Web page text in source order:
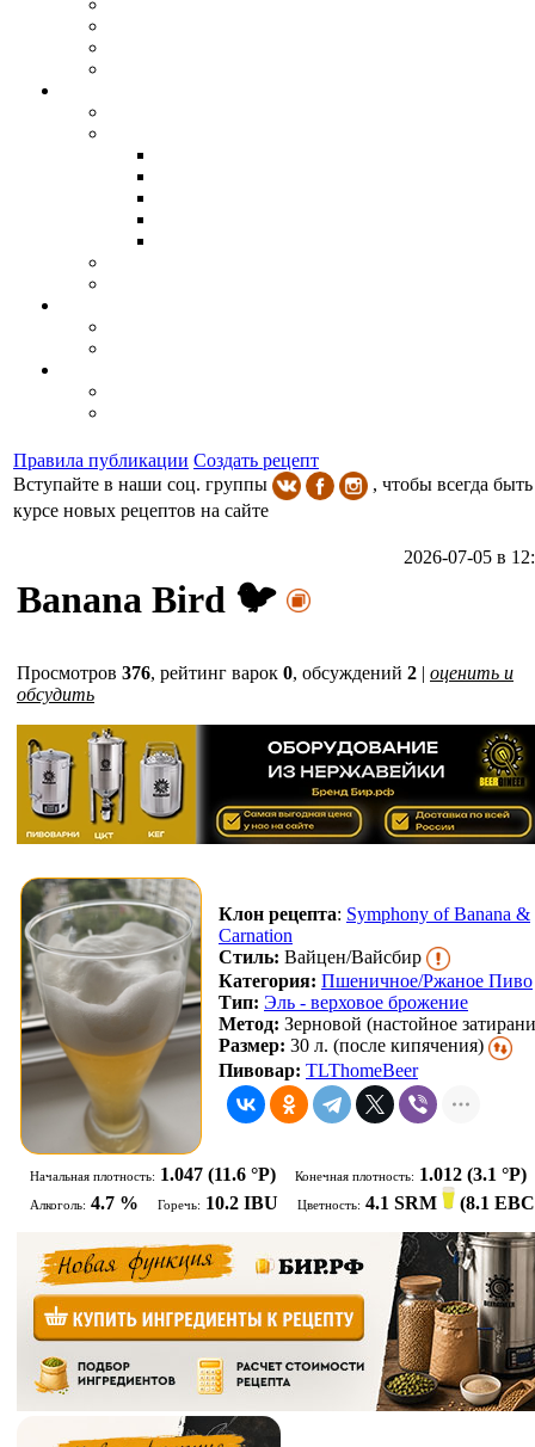
Правила публикации Создать рецепт
Вступайте в наши соц. группы
, чтобы всегда
курсе новых рецептов на сайте
2026-07-05 в
Banana Bird 🐦
Просмотров 376, рейтинг варок 0, обсуждений 2 | оценить и
обсудить
Клон рецепта: Symphony of Banana &
Carnation
Стиль: Вайцен/Вайсбир
Категория: Пшеничное/Ржаное Пиво
Тип: Эль - верховое брожение
Метод: Зерновой (настойное
Размер: 30 л. (после кипячения)
Пивовар: TLThomeBeer
Начальная плотность: 1.047 (11.6 °P) Конечная плотность: 1.012 (3.1 °P)
Алкоголь: 4.7 % Горечь: 10.2 IBU Цветность: 4.1 SRM (8.1 EBC